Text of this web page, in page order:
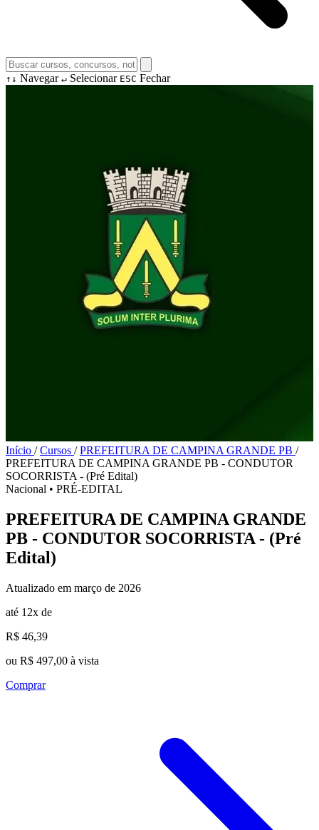
↑↓ Navegar ↵ Selecionar ESC Fechar
Início / Cursos / PREFEITURA DE CAMPINA GRANDE PB /
PREFEITURA DE CAMPINA GRANDE PB - CONDUTOR
SOCORRISTA - (Pré Edital)
Nacional • PRÉ-EDITAL
PREFEITURA DE CAMPINA GRANDE
PB - CONDUTOR SOCORRISTA - (Pré
Edital)
Atualizado em março de 2026
até 12x de
R$ 46,39
ou R$ 497,00 à vista
Comprar